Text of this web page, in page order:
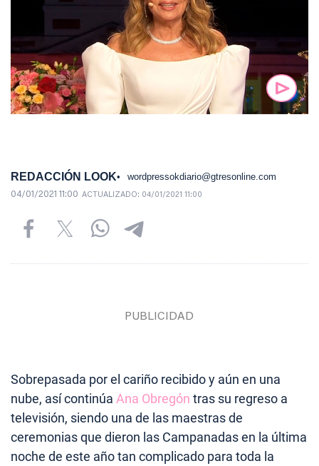
REDACCIÓN LOOK wordpressokdiario@gtresonline.com
04/01/2021 11:00 ACTUALIZADO: 04/01/2021 11:00
Sobrepasada por el cariño recibido y aún en una
nube, así continúa Ana Obregón tras su regreso a
televisión, siendo una de las maestras de
ceremonias que dieron las Campanadas en la última
noche de este año tan complicado para toda la